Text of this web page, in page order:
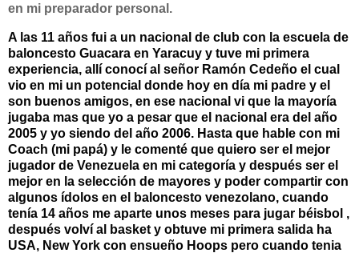
en mi preparador personal.
A las 11 años fui a un nacional de club con la escuela de
baloncesto Guacara en Yaracuy y tuve mi primera
experiencia, allí conocí al señor Ramón Cedeño el cual
vio en mi un potencial donde hoy en día mi padre y el
son buenos amigos, en ese nacional vi que la mayoría
jugaba mas que yo a pesar que el nacional era del año
2005 y yo siendo del año 2006. Hasta que hable con mi
Coach (mi papá) y le comenté que quiero ser el mejor
jugador de Venezuela en mi categoría y después ser el
mejor en la selección de mayores y poder compartir con
algunos ídolos en el baloncesto venezolano, cuando
tenía 14 años me aparte unos meses para jugar béisbol ,
después volví al basket y obtuve mi primera salida ha
USA, New York con ensueño Hoops pero cuando tenia